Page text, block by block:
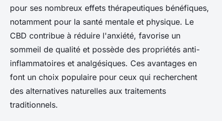
pour ses nombreux effets thérapeutiques bénéfiques,
notamment pour la santé mentale et physique. Le
CBD contribue à réduire l'anxiété, favorise un
sommeil de qualité et possède des propriétés anti-
inflammatoires et analgésiques. Ces avantages en
font un choix populaire pour ceux qui recherchent
des alternatives naturelles aux traitements
traditionnels.